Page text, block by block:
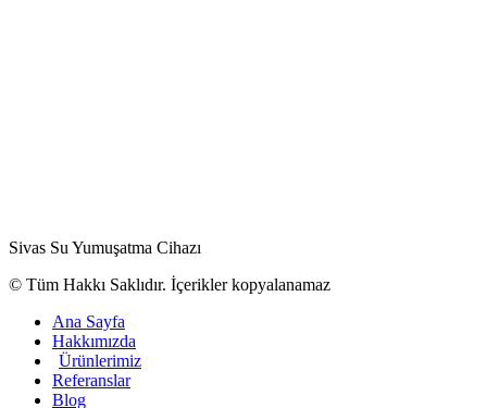
Sivas Su Yumuşatma Cihazı
© Tüm Hakkı Saklıdır. İçerikler kopyalanamaz
Ana Sayfa
Hakkımızda
Ürünlerimiz
Referanslar
Blog